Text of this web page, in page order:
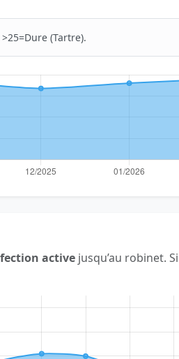
(Tartre).
active jusqu’au robinet.